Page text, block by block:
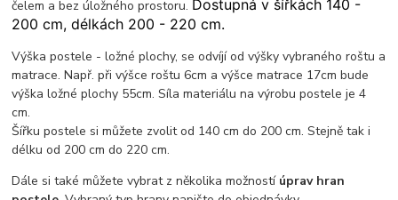
čelem a bez úložného prostoru. Dostupná v šířkách 140 -
200 cm, délkách 200 - 220 cm.
Výška postele - ložné plochy, se odvíjí od výšky vybraného roštu a
matrace. Např. při výšce roštu 6cm a výšce matrace 17cm bude
výška ložné plochy 55cm. Síla materiálu na výrobu postele je 4
cm.
Šířku postele si můžete zvolit od 140 cm do 200 cm. Stejně tak i
délku od 200 cm do 220 cm.
Dále si také můžete vybrat z několika možností úprav hran